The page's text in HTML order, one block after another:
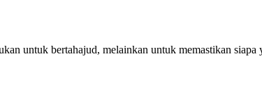
untuk bertahajud, melainkan untuk memastikan siapa